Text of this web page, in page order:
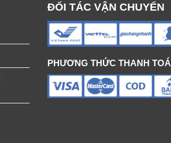
ĐỐI TÁC VẬN CHUYỂN
PHƯƠNG THỨC THANH